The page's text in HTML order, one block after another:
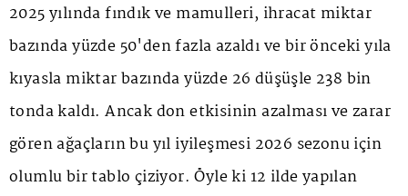
2025 yılında fındık ve mamulleri, ihracat miktar
bazında yüzde 50'den fazla azaldı ve bir önceki yıla
kıyasla miktar bazında yüzde 26 düşüşle 238 bin
tonda kaldı. Ancak don etkisinin azalması ve zarar
gören ağaçların bu yıl iyileşmesi 2026 sezonu için
olumlu bir tablo çiziyor. Öyle ki 12 ilde yapılan